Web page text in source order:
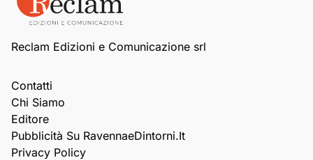
Reclam Edizioni e Comunicazione srl
Contatti
Chi Siamo
Editore
Pubblicità Su RavennaeDintorni.it
Privacy Policy